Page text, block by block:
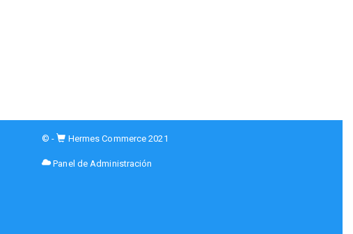
© - Hermes Commerce 2021
Panel de Administración